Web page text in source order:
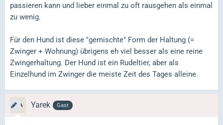
passieren kann und lieber einmal zu oft rausgehen als einmal
zu wenig.
Für den Hund ist diese "gemischte" Form der Haltung (=
Zwinger + Wohnung) übrigens eh viel besser als eine reine
Zwingerhaltung. Der Hund ist ein Rudeltier, aber als
Einzelhund im Zwinger die meiste Zeit des Tages alleine.
Yarek Gast